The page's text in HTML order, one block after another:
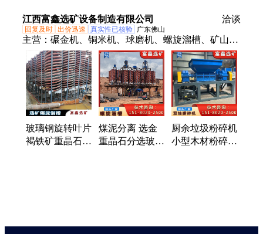
矿山选矿重力水
洗螺溜
江西富鑫选矿设备制造有限公司 洽谈
回复及时 出价迅速 真实性已核验 广东佛山
主营： 碾金机、铜米机、球磨机、螺旋溜槽、矿山破
碎机、脱水筛、洗沙机、洗矿机、滚筒筛、振动筛、
分级机、输送机、给料机、6s摇床、跳汰机、离心
机、搅拌桶、浮选机、磁选机、抛光机、洗石机、沙
石分离机
玻璃钢旋转叶片
褐铁矿重晶石重
煤泥分离 选金
重晶石分选玻璃
厨余垃圾粉碎机
小型木材粉碎设